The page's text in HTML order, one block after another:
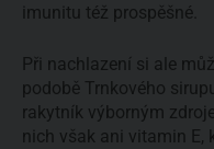
imunitu též prospěšné.
Při nachlazení si ale
podobě Trnkového
rakytník výborným
nich však ani vitamin E,